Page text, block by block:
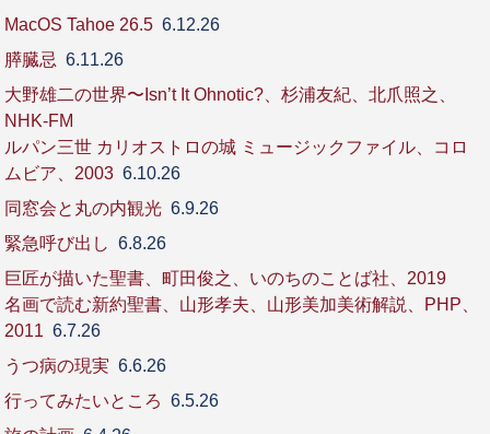
MacOS Tahoe 26.5 6.12.26
膵臓忌 6.11.26
大野雄二の世界〜Isn’t It Ohnotic?、杉浦友紀、北爪照之、
NHK-FM
ルパン三世 カリオストロの城 ミュージックファイル、コロ
ムビア、2003 6.10.26
同窓会と丸の内観光 6.9.26
緊急呼び出し 6.8.26
巨匠が描いた聖書、町田俊之、いのちのことば社、2019
名画で読む新約聖書、山形孝夫、山形美加美術解説、PHP、
2011 6.7.26
うつ病の現実 6.6.26
行ってみたいところ 6.5.26